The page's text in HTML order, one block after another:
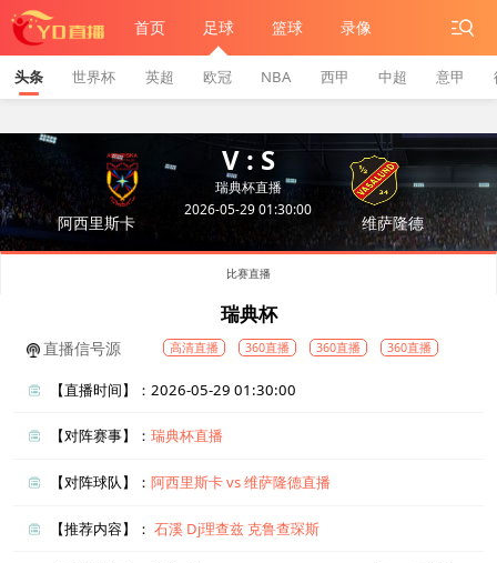
首页 足球 篮球 录像
头条 世界杯 英超 欧冠 NBA 西甲 中超 意甲
阿西里斯卡
V : S
瑞典杯直播
2026-05-29 01:30:00
维萨隆德
比赛直播
瑞典杯
直播信号源 高清直播 360直播 360直播 360直播
【直播时间】：2026-05-29 01:30:00
【对阵赛事】：瑞典杯直播
【对阵球队】：阿西里斯卡 vs 维萨隆德直播
【推荐内容】：石溪 Dj理查兹 克鲁查琛斯